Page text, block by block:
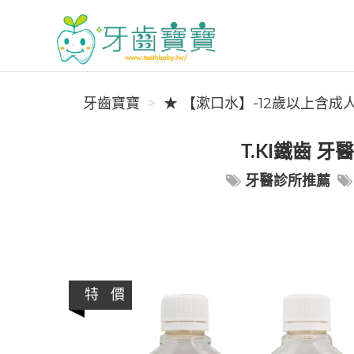
牙齒寶寶
牙齒寶寶
★ 【漱口水】-12歲以上含成
T.KI鐵齒 牙
牙醫診所推薦
特 價